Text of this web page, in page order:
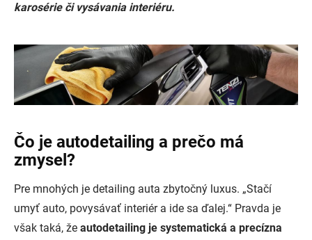
karosérie či vysávania interiéru.
Čo je autodetailing a prečo má
zmysel?
Pre mnohých je detailing auta zbytočný luxus. „Stačí
umyť auto, povysávať interiér a ide sa ďalej.“ Pravda je
však taká, že autodetailing je systematická a precízna